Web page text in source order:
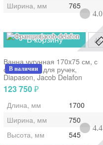
Ширина, мм
765
В корзину
jacob-delafon
4.0
В наличии
Ванна чугунная 170x75 см, с
отверстием для ручек,
Diapason, Jacob Delafon
123 750₽
Длина, мм
1700
Ширина, мм
750
Высота, мм
545
4.4